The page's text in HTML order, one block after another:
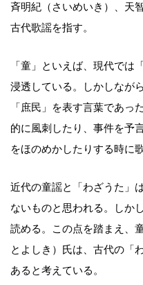
斉明紀（さいめいき）、天
古代歌謡を指す。
「童」といえば、現代では
浸透している。しかしなが
「庶民」を表す言葉であっ
的に風刺したり、事件を予
をほのめかしたりする時に
近代の童謡と「わざうた」
ないものと思われる。しか
読める。この点を踏まえ、
とよしき）氏は、古代の「
あると考えている。